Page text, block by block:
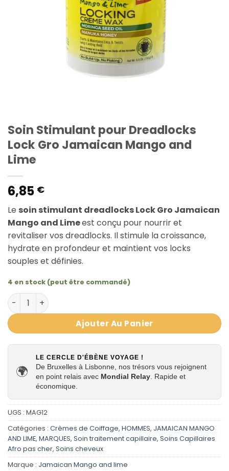
Soin Stimulant pour Dreadlocks
Lock Gro Jamaican Mango and
Lime
6,85 €
Le soin stimulant dreadlocks Lock Gro Jamaican
Mango and Limeest conçu pour nourrir et
revitaliser vos dreadlocks. Il stimule la croissance,
hydrate en profondeur et maintient vos locks
souples et définies.
4 en stock (peut être commandé)
quantité de Soin Stimulant pour Dreadlocks Lock Gro
Ajouter Au Panier
🌍
LE CERCLE D'ÉBÈNE VOYAGE !
De Bruxelles à Lisbonne, nos trésors vous rejoignent
en point relais avec Mondial Relay . Rapide et
économique.
UGS : MAG12
Catégories : Crèmes de Coiffage, HOMMES, JAMAICAN MANGO
AND LIME, MARQUES, Soin traitement capillaire, Soins Capillaires
Afro pas cher, Soins cheveux
Marque : Jamaican Mango and lime